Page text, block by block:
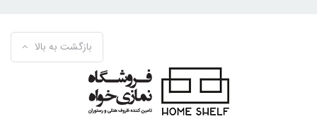
بازگشت به بالا